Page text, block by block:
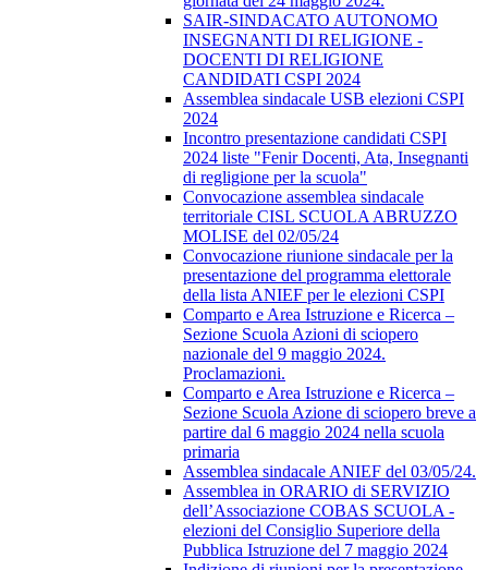
SAIR-SINDACATO AUTONOMO
INSEGNANTI DI RELIGIONE -
DOCENTI DI RELIGIONE
CANDIDATI CSPI 2024
Assemblea sindacale USB elezioni CSPI
2024
Incontro presentazione candidati CSPI
2024 liste "Fenir Docenti, Ata, Insegnanti
di regligione per la scuola"
Convocazione assemblea sindacale
territoriale CISL SCUOLA ABRUZZO
MOLISE del 02/05/24
Convocazione riunione sindacale per la
presentazione del programma elettorale
della lista ANIEF per le elezioni CSPI
Comparto e Area Istruzione e Ricerca –
Sezione Scuola Azioni di sciopero
nazionale del 9 maggio 2024.
Proclamazioni.
Comparto e Area Istruzione e Ricerca –
Sezione Scuola Azione di sciopero breve a
partire dal 6 maggio 2024 nella scuola
primaria
Assemblea sindacale ANIEF del 03/05/24.
Assemblea in ORARIO di SERVIZIO
dell’Associazione COBAS SCUOLA -
elezioni del Consiglio Superiore della
Pubblica Istruzione del 7 maggio 2024